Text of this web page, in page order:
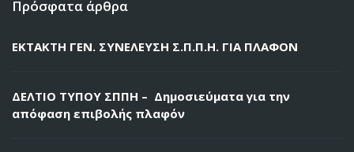
Πρόσφατα άρθρα
ΕΚΤΑΚΤΗ ΓΕΝ. ΣΥΝΕΛΕΥΣΗ Σ.Π.Π.Η. ΓΙΑ ΠΛΑΦΟΝ
ΔΕΛΤΙΟ ΤΥΠΟΥ ΣΠΠΗ – Δημοσιεύματα για την
απόφαση επιβολής πλαφόν